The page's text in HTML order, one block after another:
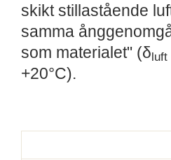
skikt stillastående
samma
som materialet" (δ luft
+20°C).